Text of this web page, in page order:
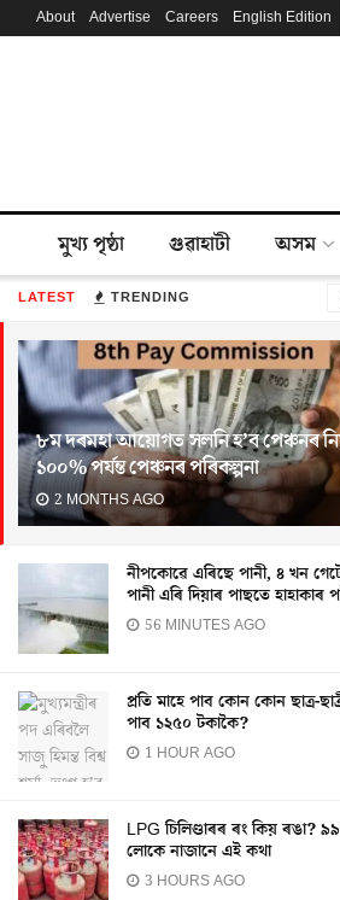
LATEST TRENDING
৮ম দৰমহা আয়োগত সলনি হ’ব পেঞ্চনৰ
১০০% পৰ্যন্ত পেঞ্চনৰ পৰিকল্পনা
2 MONTHS AGO
নীপকোৱে এৰিছে পানী, ৪ খন
পানী এৰি দিয়াৰ পাছতে হাহাকাৰ
56 MINUTES AGO
প্ৰতি মাহে পাব কোন কোন ছাত্ৰ-
পাব ১২৫০ টকাকৈ?
1 HOUR AGO
LPG চিলিণ্ডাৰৰ ৰং কিয় ৰঙা?
লোকে নাজানে এই কথা
3 HOURS AGO
About Advertise Careers English Edition
মুখ্য পৃষ্ঠা গুৱাহাটী অসম